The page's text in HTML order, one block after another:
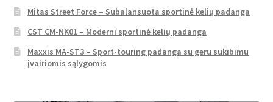
Mitas Street Force – Subalansuota sportinė kelių padanga
CST CM-NK01 – Moderni sportinė kelių padanga
Maxxis MA-ST3 – Sport-touring padanga su geru sukibimu
įvairiomis sąlygomis